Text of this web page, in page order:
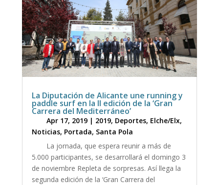
La Diputación de Alicante une running y
paddle surf en la II edición de la ‘Gran
Carrera del Mediterráneo’
Apr 17, 2019| 2019, Deportes, Elche/Elx,
Noticias, Portada, Santa Pola
La jornada, que espera reunir a más de
5.000 participantes, se desarrollará el domingo 3
de noviembre Repleta de sorpresas. Así llega la
segunda edición de la ‘Gran Carrera del